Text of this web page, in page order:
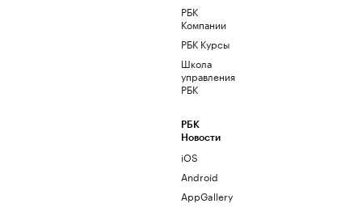
РБК
Компании
РБК Курсы
Школа
управления
РБК
РБК
Новости
iOS
Android
AppGallery